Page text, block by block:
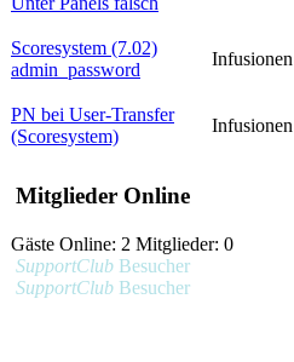
Scoresystem (7.02)
admin_password
Infusionen
PN bei User-Transfer
(Scoresystem)
Infusionen
Mitglieder Online
Gäste Online: 2 Mitglieder: 0
SupportClub Besucher
SupportClub Besucher